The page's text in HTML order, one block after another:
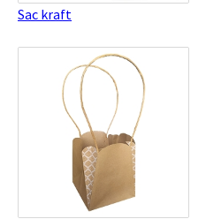
Sac kraft